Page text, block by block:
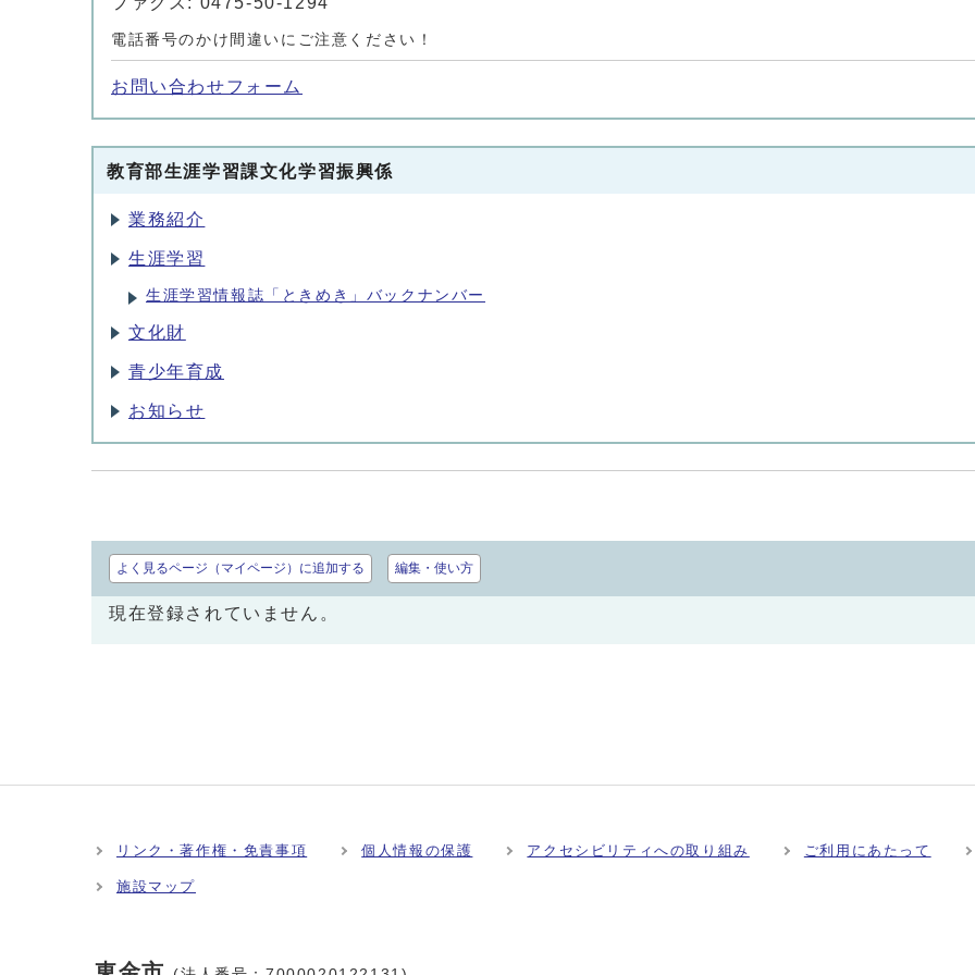
電話番号のかけ間違いにご注意ください！
お問い合わせフォーム
教育部生涯学習課文化学習振興係
業務紹介
生涯学習
生涯学習情報誌「ときめき」バックナンバー
文化財
青少年育成
お知らせ
よく見るページ（マイページ）に追加する 編集・使い方
現在登録されていません。
リンク・著作権・免責事項 個人情報の保護 アクセシビリティへの取り組み ご利用にあたって
施設マップ